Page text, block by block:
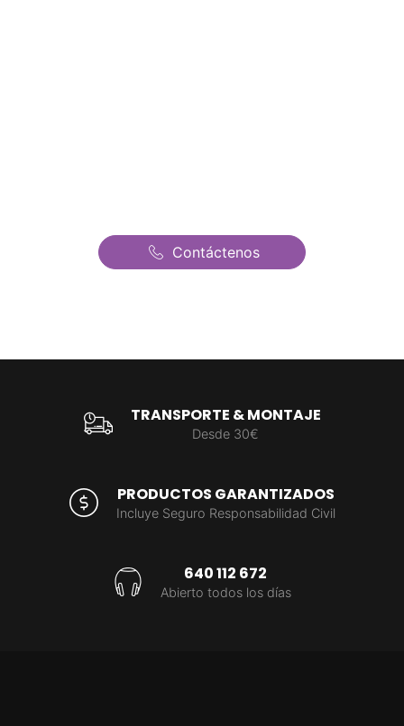
Contáctenos
TRANSPORTE & MONTAJE
Desde 30€
PRODUCTOS GARANTIZADOS
Incluye Seguro Responsabilidad Civil
640 112 672
Abierto todos los días